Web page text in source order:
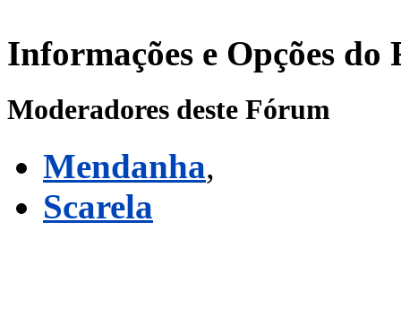
Informações e Opções do
Moderadores deste Fórum
Mendanha,
Scarela